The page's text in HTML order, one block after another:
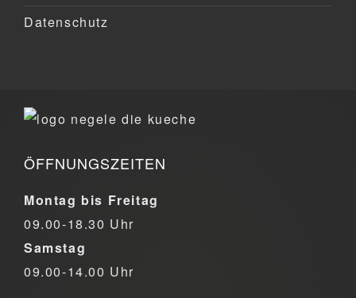
Datenschutz
ÖFFNUNGSZEITEN
Montag bis Freitag
09.00-18.30 Uhr
Samstag
09.00-14.00 Uhr